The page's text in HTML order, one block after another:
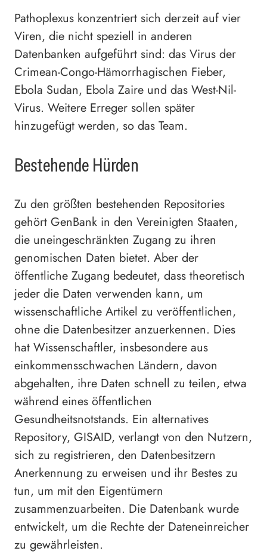
Pathoplexus konzentriert sich derzeit auf vier
Viren, die nicht speziell in anderen
Datenbanken aufgeführt sind: das Virus der
Crimean-Congo-Hämorrhagischen Fieber,
Ebola Sudan, Ebola Zaire und das West-Nil-
Virus. Weitere Erreger sollen später
hinzugefügt werden, so das Team.
Bestehende Hürden
Zu den größten bestehenden Repositories
gehört GenBank in den Vereinigten Staaten,
die uneingeschränkten Zugang zu ihren
genomischen Daten bietet. Aber der
öffentliche Zugang bedeutet, dass theoretisch
jeder die Daten verwenden kann, um
wissenschaftliche Artikel zu veröffentlichen,
ohne die Datenbesitzer anzuerkennen. Dies
hat Wissenschaftler, insbesondere aus
einkommensschwachen Ländern, davon
abgehalten, ihre Daten schnell zu teilen, etwa
während eines öffentlichen
Gesundheitsnotstands. Ein alternatives
Repository, GISAID, verlangt von den Nutzern,
sich zu registrieren, den Datenbesitzern
Anerkennung zu erweisen und ihr Bestes zu
tun, um mit den Eigentümern
zusammenzuarbeiten. Die Datenbank wurde
entwickelt, um die Rechte der Dateneinreicher
zu gewährleisten.